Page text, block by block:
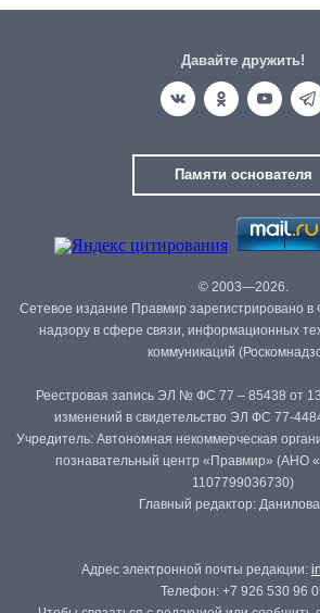
Давайте дружить!
Памяти основателя
© 2003—2026.
Сетевое издание Правмир зарегистрировано
надзору в сфере связи, информационных
коммуникаций
Реестровая запись ЭЛ № ФС 77 – 85438 от
изменений в свидетельство ЭЛ ФС 77-
Учредитель: Автономная некоммерческая
познавательный центр «Правмир» (АНО
1107799036730)
Главный редактор:
Адрес электронной почты редакции:
Телефон: +7 926 530 96